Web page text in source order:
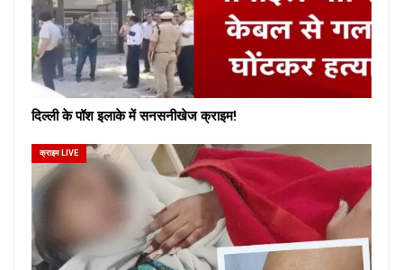
दिल्ली के पॉश इलाके में सनसनीखेज क्राइम!
क्राइम LIVE